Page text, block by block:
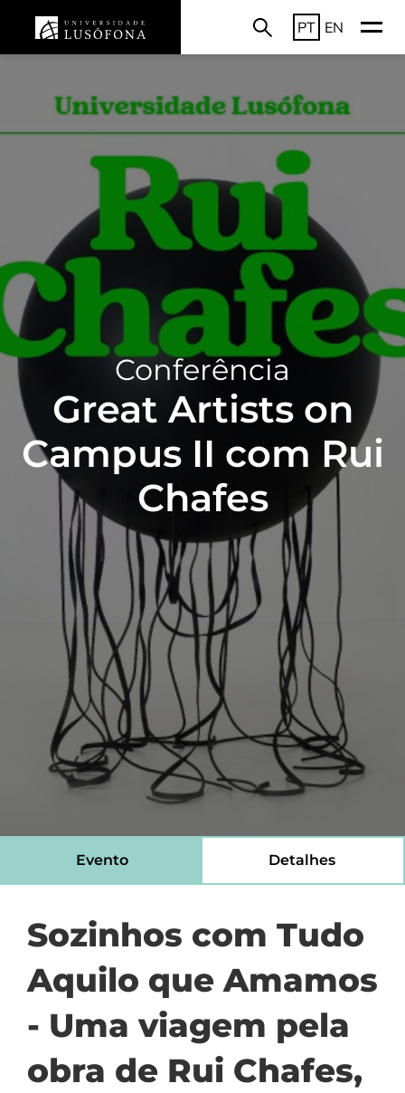
PT EN
Conferência
Great Artists on
Campus II com Rui
Chafes
Evento Detalhes
Sozinhos com Tudo
Aquilo que Amamos
- Uma viagem pela
obra de Rui Chafes,